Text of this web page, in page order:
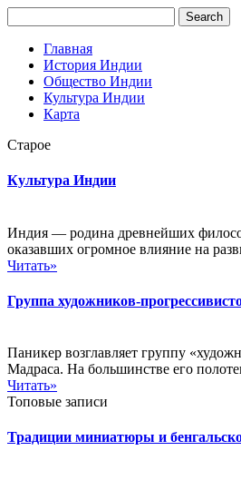
Главная
История Индии
Общество Индии
Культура Индии
Карта
Старое
Культура Индии
Индия — родина древнейших
оказавших огромное влияние на
Читать»
Группа художников-
Паникер возглавляет группу
Мадраса. На большинстве его
Читать»
Топовые записи
Традиции миниатюры и